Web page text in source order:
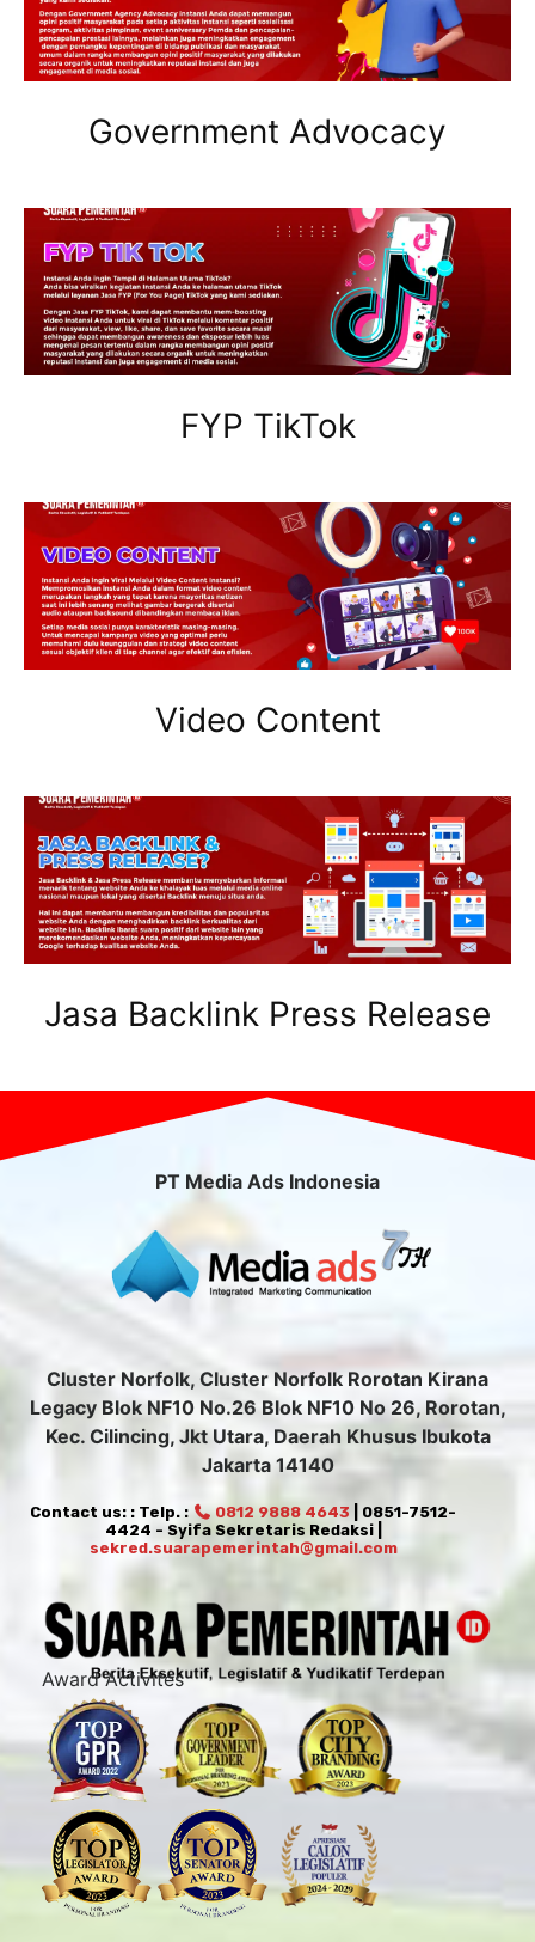
Government Advocacy
FYP TikTok
Video Content
Jasa Backlink Press Release
PT Media Ads Indonesia
Cluster Norfolk, Cluster Norfolk Rorotan Kirana
Legacy Blok NF10 No.26 Blok NF10 No 26, Rorotan,
Kec. Cilincing, Jkt Utara, Daerah Khusus Ibukota
Jakarta 14140
Contact us: : Telp. : 0812 9888 4643 | 0851-7512-
4424 - Syifa Sekretaris Redaksi |
sekred.suarapemerintah@gmail.com
Award Activites